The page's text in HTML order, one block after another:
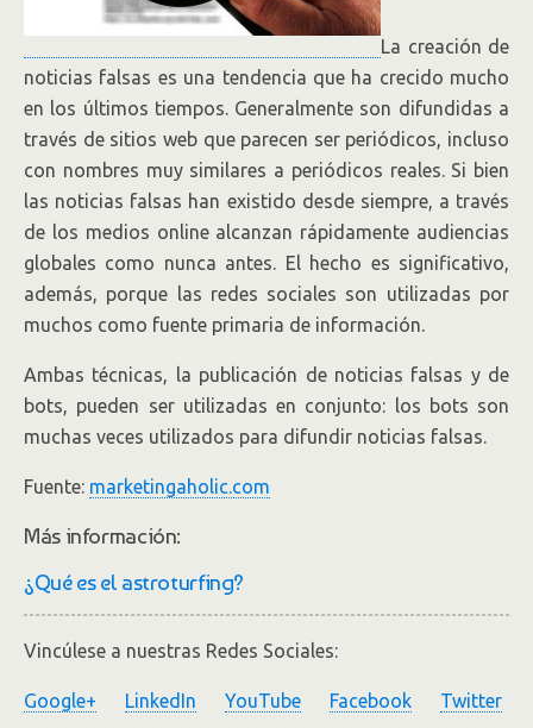
La creación de
noticias falsas es una tendencia que ha crecido mucho
en los últimos tiempos. Generalmente son difundidas a
través de sitios web que parecen ser periódicos, incluso
con nombres muy similares a periódicos reales. Si bien
las noticias falsas han existido desde siempre, a través
de los medios online alcanzan rápidamente audiencias
globales como nunca antes. El hecho es significativo,
además, porque las redes sociales son utilizadas por
muchos como fuente primaria de información.
Ambas técnicas, la publicación de noticias falsas y de
bots, pueden ser utilizadas en conjunto: los bots son
muchas veces utilizados para difundir noticias falsas.
Fuente: marketingaholic.com
Más información:
¿Qué es el astroturfing?
Vincúlese a nuestras Redes Sociales:
Google+ LinkedIn YouTube Facebook Twitter